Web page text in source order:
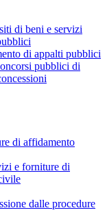
di beni e servizi
di appalti pubblici
pubblici di
di affidamento
e forniture di
dalle procedure